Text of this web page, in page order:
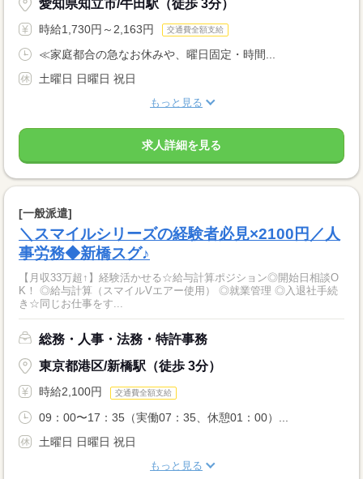
愛知県知立市/牛田駅（徒歩 3分）
時給1,730円～2,163円 交通費全額支給
≪家庭都合の急なお休みや、曜日固定・時間...
土曜日 日曜日 祝日
もっと見る
求人詳細を見る
[一般派遣]
＼スマイルシリーズの経験者必見×2100円／人
事労務◆新橋スグ♪
【月収33万超↑】経験活かせる☆給与計算ポジション◎開始日相談O
K！ ◎給与計算（スマイルVエアー使用） ◎就業管理 ◎入退社手続
き☆同じお仕事をす...
総務・人事・法務・特許事務
東京都港区/新橋駅（徒歩 3分）
時給2,100円 交通費全額支給
09：00〜17：35（実働07：35、休憩01：00）...
土曜日 日曜日 祝日
もっと見る